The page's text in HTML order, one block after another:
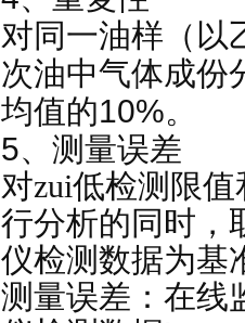
对同一油样（以
次油中气体成份
均值的10%。
5、测量误差
对zui低检测限
行分析的同时，
仪检测数据为基
测量误差： 在线